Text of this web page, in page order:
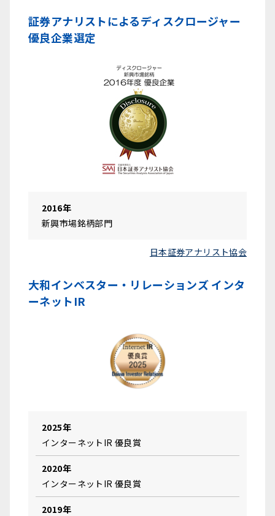
証券アナリストによるディスクロージャー
優良企業選定
2016年
新興市場銘柄部門
日本証券アナリスト協会
大和インベスター・リレーションズ インタ
ーネットIR
2025年
インターネットIR 優良賞
2020年
インターネットIR 優良賞
2019年